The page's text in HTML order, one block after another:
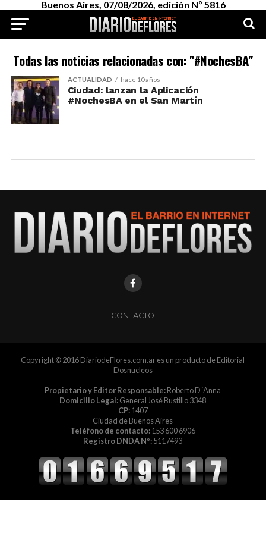
Buenos Aires, 07/08/2026, edición Nº 5816
Todas las noticias relacionadas con: "#NochesBA"
ACTUALIDAD hace 10 años
Ciudad: lanzan la Aplicación
#NochesBA en el San Martín
CONTACTO
Copyright © 2016 DiariodeFlores.com.ar es un producto de Editorial
Dosnucleos
Propietario y Editor Responsable:Roberto D´Anna
Domicilio Legal:General José Bustillo 3348
CP:1407
Ciudad de Buenos Aires
Teléfono de contacto:153 600 6906
Registro DNDA Nº:5117493